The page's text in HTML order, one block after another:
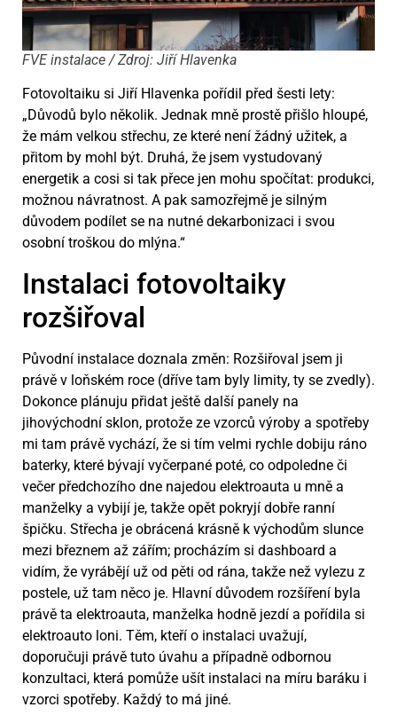
FVE instalace / Zdroj: Jiří Hlavenka
Fotovoltaiku si Jiří Hlavenka pořídil před šesti lety:
„Důvodů bylo několik. Jednak mně prostě přišlo hloupé,
že mám velkou střechu, ze které není žádný užitek, a
přitom by mohl být. Druhá, že jsem vystudovaný
energetik a cosi si tak přece jen mohu spočítat: produkci,
možnou návratnost. A pak samozřejmě je silným
důvodem podílet se na nutné dekarbonizaci i svou
osobní troškou do mlýna.“
Instalaci fotovoltaiky
rozšiřoval
Původní instalace doznala změn: Rozšiřoval jsem ji
právě v loňském roce (dříve tam byly limity, ty se zvedly).
Dokonce plánuju přidat ještě další panely na
jihovýchodní sklon, protože ze vzorců výroby a spotřeby
mi tam právě vychází, že si tím velmi rychle dobiju ráno
baterky, které bývají vyčerpané poté, co odpoledne či
večer předchozího dne najedou elektroauta u mně a
manželky a vybijí je, takže opět pokryjí dobře ranní
špičku. Střecha je obrácená krásně k východům slunce
mezi březnem až zářím; procházím si dashboard a
vidím, že vyrábějí už od pěti od rána, takže než vylezu z
postele, už tam něco je. Hlavní důvodem rozšíření byla
právě ta elektroauta, manželka hodně jezdí a pořídila si
elektroauto loni. Těm, kteří o instalaci uvažují,
doporučuji právě tuto úvahu a případně odbornou
konzultaci, která pomůže ušít instalaci na míru baráku i
vzorci spotřeby. Každý to má jiné.